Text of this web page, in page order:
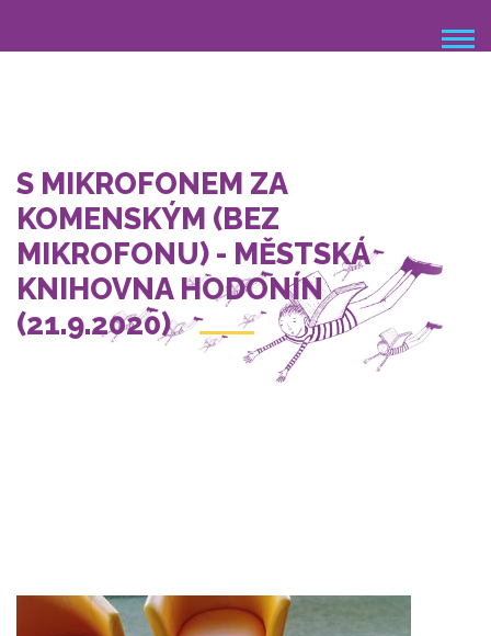
hlavnímu
S MIKROFONEM ZA
KOMENSKÝM (BEZ
MIKROFONU) - MĚSTSKÁ
KNIHOVNA HODONÍN
(21.9.2020)